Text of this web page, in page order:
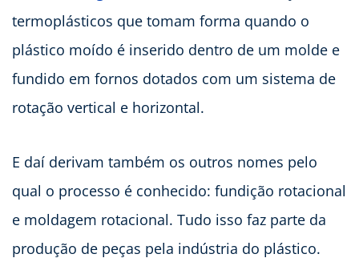
termoplásticos que tomam forma quando o
plástico moído é inserido dentro de um molde e
fundido em fornos dotados com um sistema de
rotação vertical e horizontal.
E daí derivam também os outros nomes pelo
qual o processo é conhecido: fundição rotacional
e moldagem rotacional. Tudo isso faz parte da
produção de peças pela indústria do plástico.